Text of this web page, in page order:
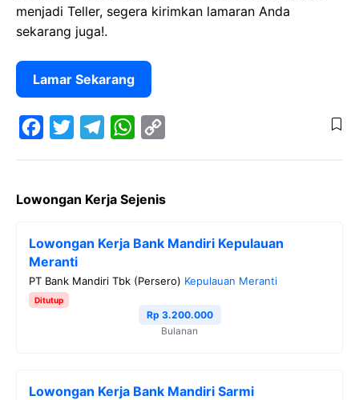
menjadi Teller, segera kirimkan lamaran Anda
sekarang juga!.
Lamar Sekarang
c
i
t
e
r
l
g
a
s
p
L
k
Lowongan Kerja Sejenis
Lowongan Kerja Bank Mandiri Kepulauan
Meranti
PT Bank Mandiri Tbk (Persero) Kepulauan Meranti
Ditutup
Rp 3.200.000
Bulanan
Lowongan Kerja Bank Mandiri Sarmi